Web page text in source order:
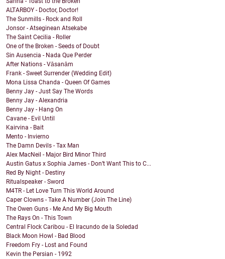
ALTARBOY - Doctor, Doctor!
The Sunmills - Rock and Roll
Jonsor - Atseginean Atsekabe
The Saint Cecilia - Roller
One of the Broken - Seeds of Doubt
Sin Ausencia - Nada Que Perder
After Nations - Vāsanām
Frank - Sweet Surrender (Wedding Edit)
Mona Lissa Chanda - Queen Of Games
Benny Jay - Just Say The Words
Benny Jay - Alexandria
Benny Jay - Hang On
Cavane - Evil Until
Kairvina - Bait
Mento - Invierno
The Damn Devils - Tax Man
Alex MacNeil - Major Bird Minor Third
Austin Gatus x Sophia James - Don’t Want This to C...
Red By Night - Destiny
Ritualspeaker - Sword
M4TR - Let Love Turn This World Around
Caper Clowns - Take A Number (Join The Line)
The Owen Guns - Me And My Big Mouth
The Rays On - This Town
Central Flock Caribou - El Iracundo de la Soledad
Black Moon Howl - Bad Blood
Freedom Fry - Lost and Found
Kevin the Persian - 1992